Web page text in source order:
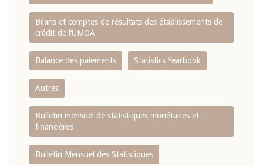
Bilans et comptes de résultats des établissements de
crédit de l‘UMOA
Balance des paiements Statistics Yearbook
Autres
Bulletin mensuel de statistiques monétaires et
financières
Bulletin Mensuel des Statistiques